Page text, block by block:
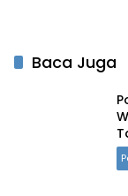
Baca Juga